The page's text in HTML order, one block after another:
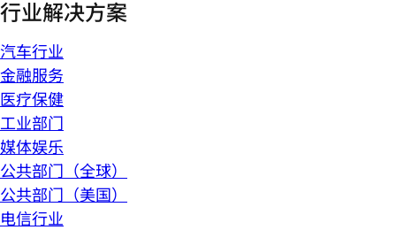
行业解决方案
汽车行业
金融服务
医疗保健
工业部门
媒体娱乐
公共部门（全球）
公共部门（美国）
电信行业